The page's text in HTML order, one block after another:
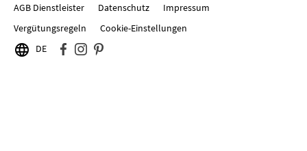
AGB Dienstleister
Datenschutz
Impressum
Vergütungsregeln
Cookie-Einstellungen
 DE